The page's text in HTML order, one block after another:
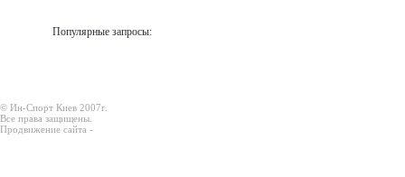
Популярные запросы:
© Ин-Спорт Киев 2007г.
Все права защищены.
Продвижение сайта -